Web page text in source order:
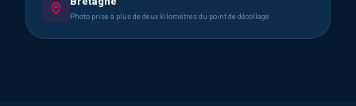
Photo prise à plus de deux kilomètres du point de décollage